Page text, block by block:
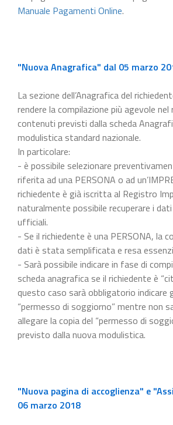
Manuale Pagamenti Online.
"Nuova Anagrafica" dal 05 marzo
La sezione dell’Anagrafica del
rendere la compilazione più agevole
contenuti previsti dalla scheda
modulistica standard nazionale.
In particolare:
- è possibile selezionare
riferita ad una PERSONA o ad
richiedente è già iscritta al Registro
naturalmente possibile recuperare i
ufficiali.
- Se il richiedente è una PERSONA, la
dati è stata semplificata e resa
- Sarà possibile indicare in fase di
scheda anagrafica se il richiedente è
questo caso sarà obbligatorio indicare
“permesso di soggiorno” mentre non
allegare la copia del “permesso di
previsto dalla nuova modulistica.
"Nuova pagina di accoglienza" e
06 marzo 2018